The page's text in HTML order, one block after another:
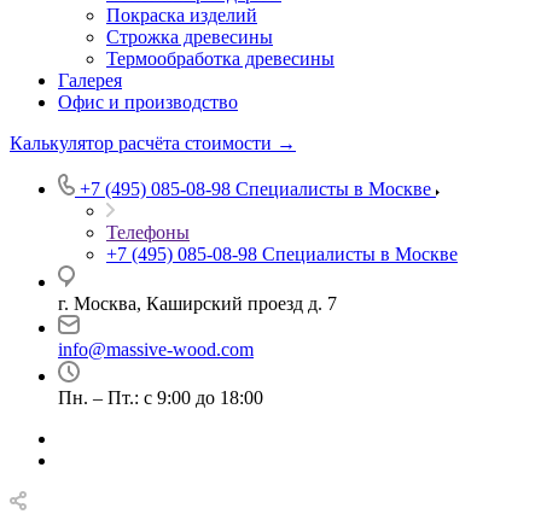
Покраска изделий
Строжка древесины
Термообработка древесины
Галерея
Офис и производство
Калькулятор расчёта стоимости →
+7 (495) 085-08-98 Специалисты в Москве
Телефоны
+7 (495) 085-08-98 Специалисты в Москве
г. Москва, Каширский проезд д. 7
info@massive-wood.com
Пн. – Пт.: с 9:00 до 18:00